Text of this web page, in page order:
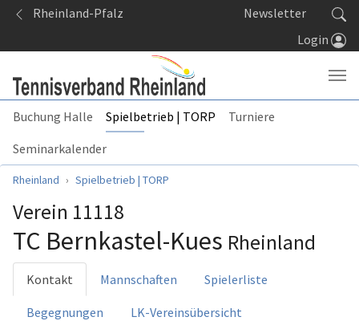
Springe zum Seiteninhalt
Rheinland-Pfalz
Newsletter
Login
Buchung Halle Spielbetrieb | TORP
Turniere
Seminarkalender
Sie sind hier:
Rheinland Spielbetrieb | TORP
Verein 11118
TC Bernkastel-Kues Rheinland
Kontakt Mannschaften Spielerliste
Begegnungen LK-Vereinsübersicht